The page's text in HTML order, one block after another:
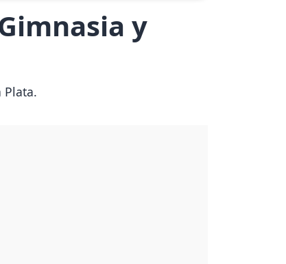
y
Plata.